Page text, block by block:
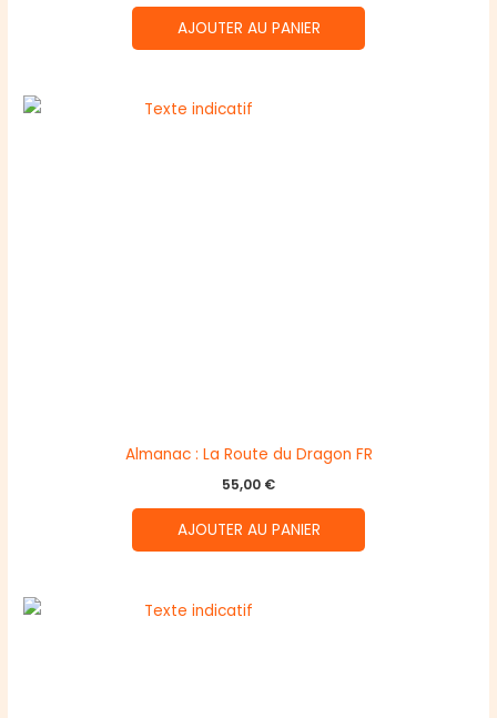
AJOUTER AU PANIER
Almanac : La Route du Dragon FR
55,00 €
AJOUTER AU PANIER